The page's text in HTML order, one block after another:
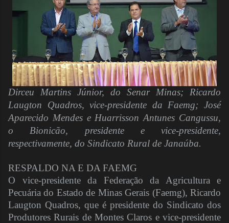
Dirceu Martins Júnior, do Senar Minas; Ricardo
Laugton Quadros, vice-presidente da Faemg; José
Aparecido Mendes e Huarrisson Antunes Cangussu,
o Bionicão, presidente e vice-presidente,
respectivamente, do Sindicato Rural de Janaúba.
RESPALDO NA E DA FAEMG
O vice-presidente da Federação da Agricultura e
Pecuária do Estado de Minas Gerais (Faemg), Ricardo
Laugton Quadros, que é presidente do Sindicato dos
Produtores Rurais de Montes Claros e vice-presidente